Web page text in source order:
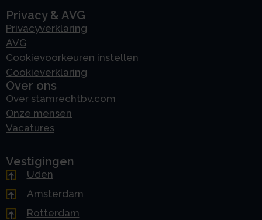
Privacy & AVG
Privacyverklaring
AVG
Cookievoorkeuren instellen
Cookieverklaring
Over ons
Over stamrechtbv.com
Onze mensen
Vacatures
Vestigingen
Uden
Amsterdam
Rotterdam